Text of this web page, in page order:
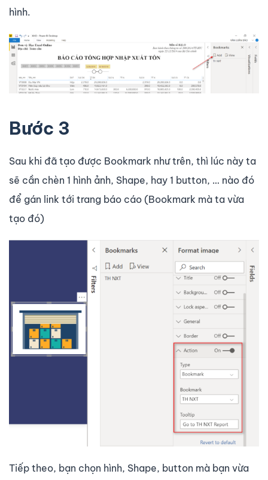
hình.
Bước 3
Sau khi đã tạo được Bookmark như trên, thì lúc này ta
sẽ cần chèn 1 hình ảnh, Shape, hay 1 button, … nào đó
để gán link tới trang báo cáo (Bookmark mà ta vừa
tạo đó)
Tiếp theo, bạn chọn hình, Shape, button mà bạn vừa